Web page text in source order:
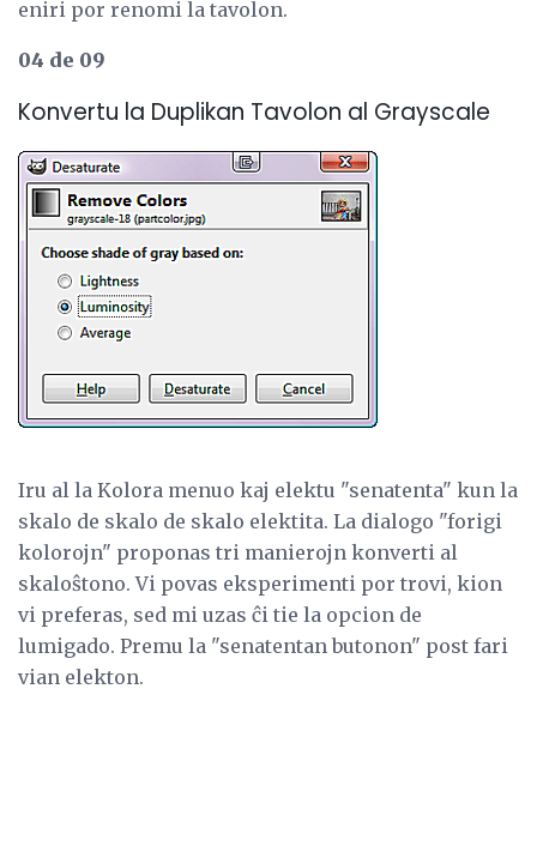
eniri por renomi la tavolon.
04 de 09
Konvertu la Duplikan Tavolon al Grayscale
Iru al la Kolora menuo kaj elektu "senatenta" kun la
skalo de skalo de skalo elektita. La dialogo "forigi
kolorojn" proponas tri manierojn konverti al
skaloŝtono. Vi povas eksperimenti por trovi, kion
vi preferas, sed mi uzas ĉi tie la opcion de
lumigado. Premu la "senatentan butonon" post fari
vian elekton.